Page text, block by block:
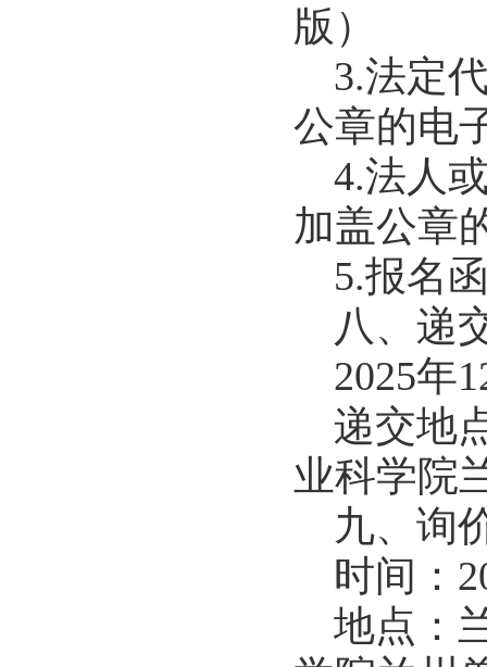
版）
3.法定
公章的电
4.法人
加盖公章
5.报名
八、递
2025年
递交地
业科学院
九、询
时间：
地点：